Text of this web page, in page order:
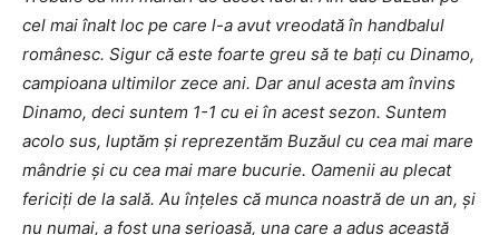
cel mai înalt loc pe care l-a avut vreodată în handbalul
românesc. Sigur că este foarte greu să te bați cu Dinamo,
campioana ultimilor zece ani. Dar anul acesta am învins
Dinamo, deci suntem 1-1 cu ei în acest sezon. Suntem
acolo sus, luptăm și reprezentăm Buzăul cu cea mai mare
mândrie și cu cea mai mare bucurie. Oamenii au plecat
fericiți de la sală. Au înțeles că munca noastră de un an, și
nu numai, a fost una serioasă, una care a adus această